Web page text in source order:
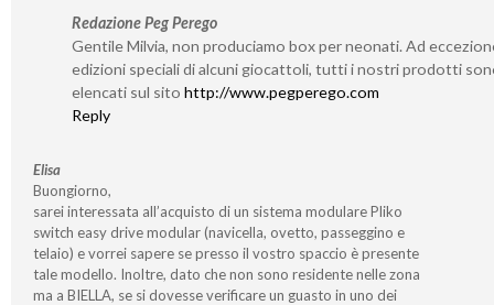
Redazione Peg Perego
Gentile Milvia, non produciamo box per neonati. Ad
edizioni speciali di alcuni giocattoli, tutti i nostri prodotti
elencati sul sito http://www.pegperego.com
Reply
Elisa
Buongiorno,
sarei interessata all’acquisto di un sistema modulare Pliko
switch easy drive modular (navicella, ovetto, passeggino e
telaio) e vorrei sapere se presso il vostro spaccio è presente
tale modello. Inoltre, dato che non sono residente nelle zona
ma a BIELLA, se si dovesse verificare un guasto in uno dei